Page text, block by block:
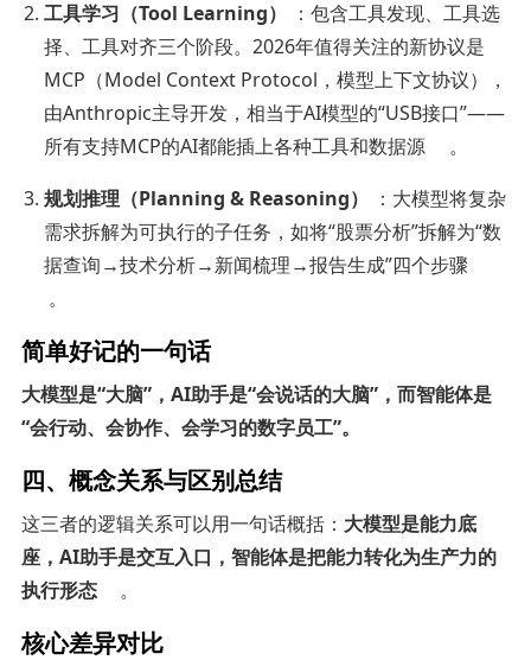
工具学习（Tool Learning）
：包含工具发现、工具选
择、工具对齐三个阶段。2026年值得关注的新协议是
MCP（Model Context Protocol，模型上下文协议），
由Anthropic主导开发，相当于AI模型的“USB接口”——
所有支持MCP的AI都能插上各种工具和数据源
。
规划推理（Planning & Reasoning）
：大模型将复杂
需求拆解为可执行的子任务，如将“股票分析”拆解为“数
据查询→技术分析→新闻梳理→报告生成”四个步骤
。
简单好记的一句话
大模型是“大脑”，AI助手是“会说话的大脑”，而智能体是
“会行动、会协作、会学习的数字员工”。
四、概念关系与区别总结
这三者的逻辑关系可以用一句话概括： 大模型是能力底
座，AI助手是交互入口，智能体是把能力转化为生产力的
执行形态
。
核心差异对比